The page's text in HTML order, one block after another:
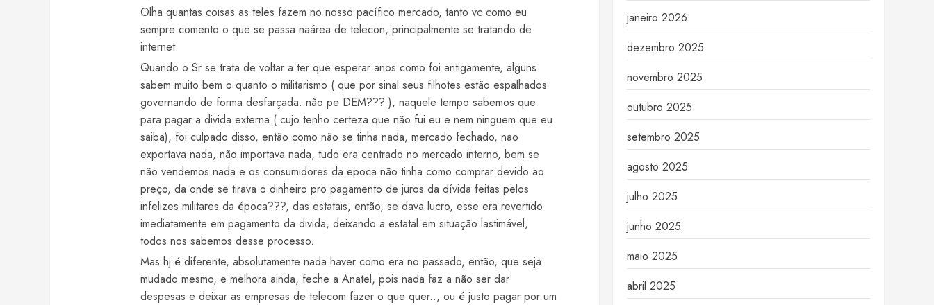
Olha quantas coisas as teles fazem no nosso pacífico mercado, tanto vc como eu
sempre comento o que se passa naárea de telecon, principalmente se tratando de
internet.
Quando o Sr se trata de voltar a ter que esperar anos como foi antigamente, alguns
sabem muito bem o quanto o militarismo ( que por sinal seus filhotes estão espalhados
governando de forma desfarçada..não pe DEM??? ), naquele tempo sabemos que
para pagar a divida externa ( cujo tenho certeza que não fui eu e nem ninguem que eu
saiba), foi culpado disso, então como não se tinha nada, mercado fechado, nao
exportava nada, não importava nada, tudo era centrado no mercado interno, bem se
não vendemos nada e os consumidores da epoca não tinha como comprar devido ao
preço, da onde se tirava o dinheiro pro pagamento de juros da dívida feitas pelos
infelizes militares da época???, das estatais, então, se dava lucro, esse era revertido
imediatamente em pagamento da divida, deixando a estatal em situação lastimável,
todos nos sabemos desse processo.
Mas hj é diferente, absolutamente nada haver como era no passado, então, que seja
mudado mesmo, e melhora ainda, feche a Anatel, pois nada faz a não ser dar
despesas e deixar as empresas de telecom fazer o que quer.., ou é justo pagar por um
janeiro 2026
dezembro 2025
novembro 2025
outubro 2025
setembro 2025
agosto 2025
julho 2025
junho 2025
maio 2025
abril 2025